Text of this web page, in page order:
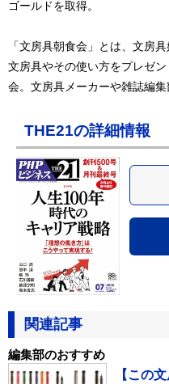
ゴールドを取得。
「文房具朝食会」とは、文房
文房具やその使い方をプレゼ
会。文房具メーカーや雑誌編
THE21の詳細情報
関連記事
編集部のおすすめ
【この